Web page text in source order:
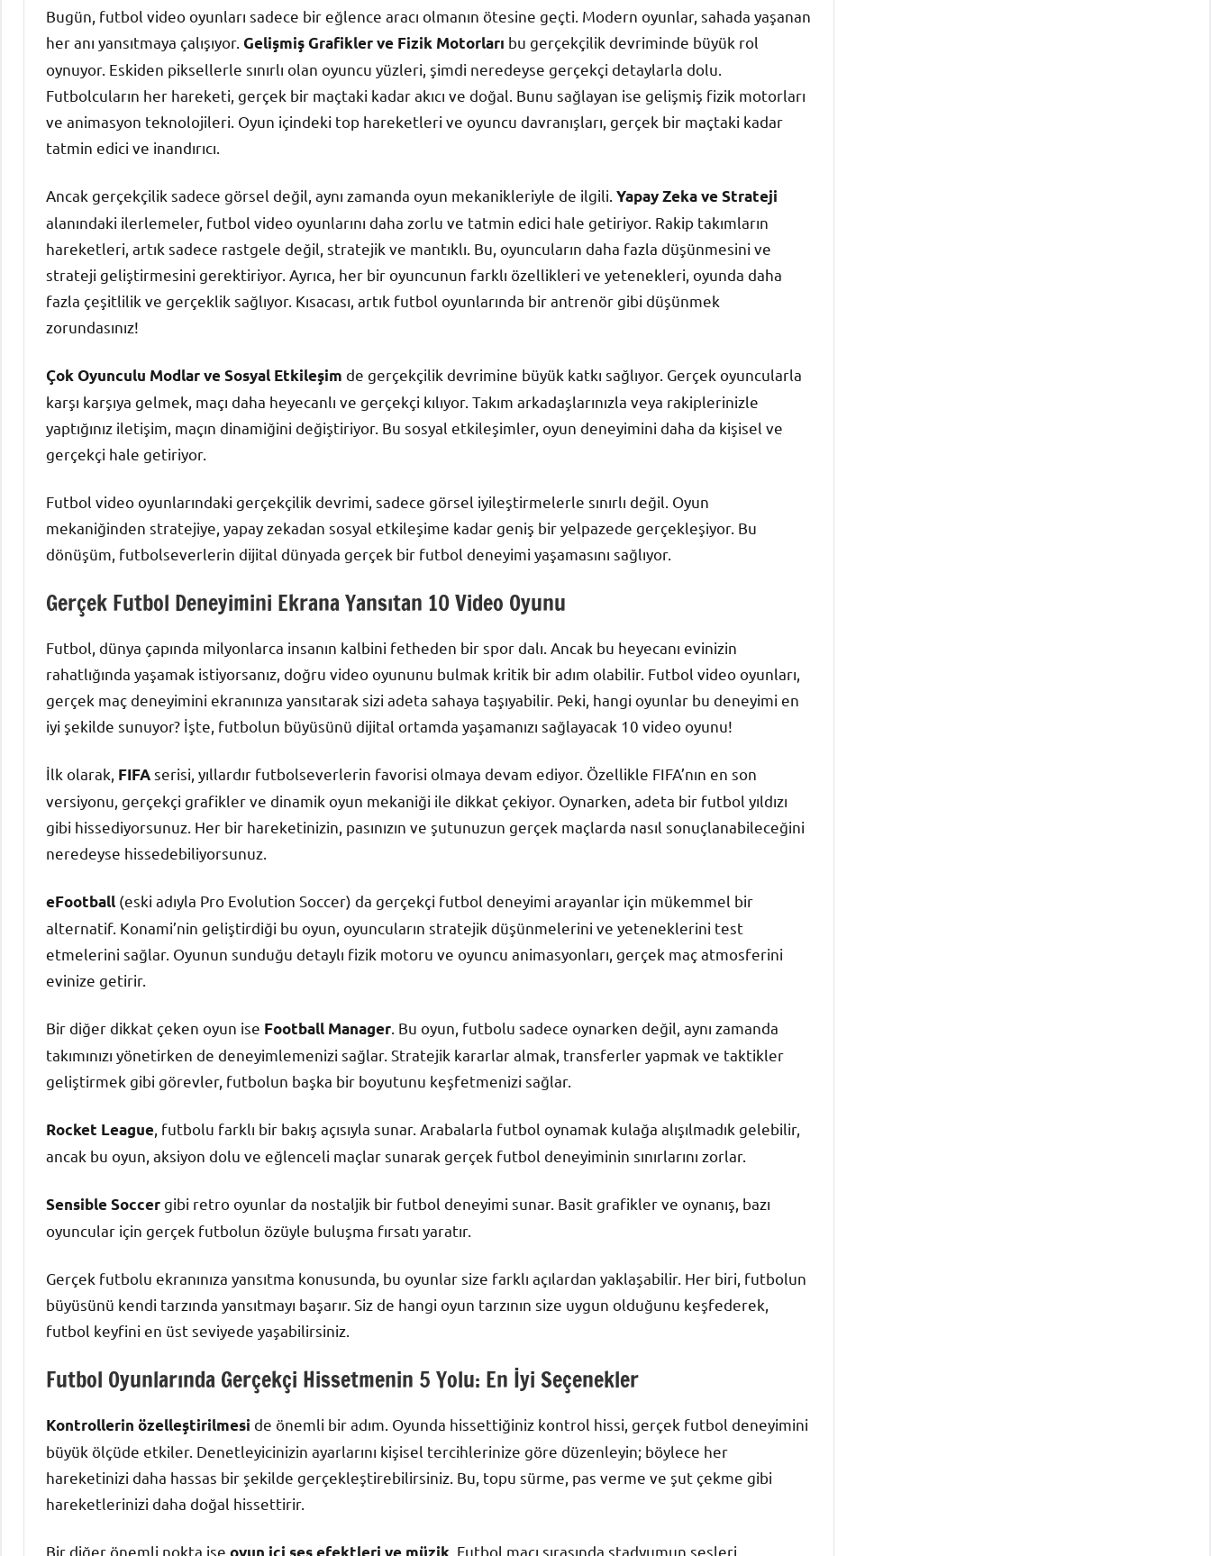
Bugün, futbol video oyunları sadece bir eğlence aracı olmanın ötesine geçti. Modern oyunlar, sahada yaşanan
her anı yansıtmaya çalışıyor. Gelişmiş Grafikler ve Fizik Motorları bu gerçekçilik devriminde büyük rol
oynuyor. Eskiden piksellerle sınırlı olan oyuncu yüzleri, şimdi neredeyse gerçekçi detaylarla dolu.
Futbolcuların her hareketi, gerçek bir maçtaki kadar akıcı ve doğal. Bunu sağlayan ise gelişmiş fizik motorları
ve animasyon teknolojileri. Oyun içindeki top hareketleri ve oyuncu davranışları, gerçek bir maçtaki kadar
tatmin edici ve inandırıcı.
Ancak gerçekçilik sadece görsel değil, aynı zamanda oyun mekanikleriyle de ilgili. Yapay Zeka ve Strateji
alanındaki ilerlemeler, futbol video oyunlarını daha zorlu ve tatmin edici hale getiriyor. Rakip takımların
hareketleri, artık sadece rastgele değil, stratejik ve mantıklı. Bu, oyuncuların daha fazla düşünmesini ve
strateji geliştirmesini gerektiriyor. Ayrıca, her bir oyuncunun farklı özellikleri ve yetenekleri, oyunda daha
fazla çeşitlilik ve gerçeklik sağlıyor. Kısacası, artık futbol oyunlarında bir antrenör gibi düşünmek
zorundasınız!
Çok Oyunculu Modlar ve Sosyal Etkileşim de gerçekçilik devrimine büyük katkı sağlıyor. Gerçek oyuncularla
karşı karşıya gelmek, maçı daha heyecanlı ve gerçekçi kılıyor. Takım arkadaşlarınızla veya rakiplerinizle
yaptığınız iletişim, maçın dinamiğini değiştiriyor. Bu sosyal etkileşimler, oyun deneyimini daha da kişisel ve
gerçekçi hale getiriyor.
Futbol video oyunlarındaki gerçekçilik devrimi, sadece görsel iyileştirmelerle sınırlı değil. Oyun
mekaniğinden stratejiye, yapay zekadan sosyal etkileşime kadar geniş bir yelpazede gerçekleşiyor. Bu
dönüşüm, futbolseverlerin dijital dünyada gerçek bir futbol deneyimi yaşamasını sağlıyor.
Gerçek Futbol Deneyimini Ekrana Yansıtan 10 Video Oyunu
Futbol, dünya çapında milyonlarca insanın kalbini fetheden bir spor dalı. Ancak bu heyecanı evinizin
rahatlığında yaşamak istiyorsanız, doğru video oyununu bulmak kritik bir adım olabilir. Futbol video oyunları,
gerçek maç deneyimini ekranınıza yansıtarak sizi adeta sahaya taşıyabilir. Peki, hangi oyunlar bu deneyimi en
iyi şekilde sunuyor? İşte, futbolun büyüsünü dijital ortamda yaşamanızı sağlayacak 10 video oyunu!
İlk olarak, FIFAserisi, yıllardır futbolseverlerin favorisi olmaya devam ediyor. Özellikle FIFA’nın en son
versiyonu, gerçekçi grafikler ve dinamik oyun mekaniği ile dikkat çekiyor. Oynarken, adeta bir futbol yıldızı
gibi hissediyorsunuz. Her bir hareketinizin, pasınızın ve şutunuzun gerçek maçlarda nasıl sonuçlanabileceğini
neredeyse hissedebiliyorsunuz.
eFootball (eski adıyla Pro Evolution Soccer) da gerçekçi futbol deneyimi arayanlar için mükemmel bir
alternatif. Konami’nin geliştirdiği bu oyun, oyuncuların stratejik düşünmelerini ve yeteneklerini test
etmelerini sağlar. Oyunun sunduğu detaylı fizik motoru ve oyuncu animasyonları, gerçek maç atmosferini
evinize getirir.
Bir diğer dikkat çeken oyun ise Football Manager . Bu oyun, futbolu sadece oynarken değil, aynı zamanda
takımınızı yönetirken de deneyimlemenizi sağlar. Stratejik kararlar almak, transferler yapmak ve taktikler
geliştirmek gibi görevler, futbolun başka bir boyutunu keşfetmenizi sağlar.
Rocket League , futbolu farklı bir bakış açısıyla sunar. Arabalarla futbol oynamak kulağa alışılmadık gelebilir,
ancak bu oyun, aksiyon dolu ve eğlenceli maçlar sunarak gerçek futbol deneyiminin sınırlarını zorlar.
Sensible Soccergibi retro oyunlar da nostaljik bir futbol deneyimi sunar. Basit grafikler ve oynanış, bazı
oyuncular için gerçek futbolun özüyle buluşma fırsatı yaratır.
Gerçek futbolu ekranınıza yansıtma konusunda, bu oyunlar size farklı açılardan yaklaşabilir. Her biri, futbolun
büyüsünü kendi tarzında yansıtmayı başarır. Siz de hangi oyun tarzının size uygun olduğunu keşfederek,
futbol keyfini en üst seviyede yaşabilirsiniz.
Futbol Oyunlarında Gerçekçi Hissetmenin 5 Yolu: En İyi Seçenekler
Kontrollerin özelleştirilmesi de önemli bir adım. Oyunda hissettiğiniz kontrol hissi, gerçek futbol deneyimini
büyük ölçüde etkiler. Denetleyicinizin ayarlarını kişisel tercihlerinize göre düzenleyin; böylece her
hareketinizi daha hassas bir şekilde gerçekleştirebilirsiniz. Bu, topu sürme, pas verme ve şut çekme gibi
hareketlerinizi daha doğal hissettirir.
Bir diğer önemli nokta ise oyun içi ses efektleri ve müzik . Futbol maçı sırasında stadyumun sesleri,